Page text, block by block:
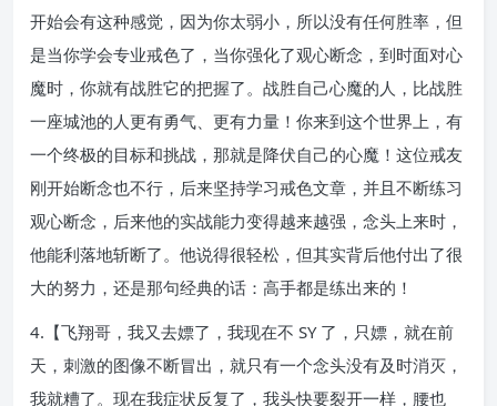
开始会有这种感觉，因为你太弱小，所以没有任何胜率，但
是当你学会专业戒色了，当你强化了观心断念，到时面对心
魔时，你就有战胜它的把握了。战胜自己心魔的人，比战胜
一座城池的人更有勇气、更有力量！你来到这个世界上，有
一个终极的目标和挑战，那就是降伏自己的心魔！这位戒友
刚开始断念也不行，后来坚持学习戒色文章，并且不断练习
观心断念，后来他的实战能力变得越来越强，念头上来时，
他能利落地斩断了。他说得很轻松，但其实背后他付出了很
大的努力，还是那句经典的话：高手都是练出来的！
4.【飞翔哥，我又去嫖了，我现在不 SY 了，只嫖，就在前
天，刺激的图像不断冒出，就只有一个念头没有及时消灭，
我就糟了。现在我症状反复了，我头快要裂开一样，腰也